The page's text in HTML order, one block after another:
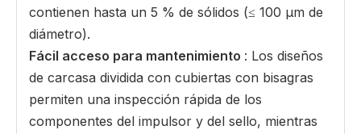
contienen hasta un 5 % de sólidos (≤ 100 μm de
diámetro).
Fácil acceso para mantenimiento : Los diseños
de carcasa dividida con cubiertas con bisagras
permiten una inspección rápida de los
componentes del impulsor y del sello, mientras